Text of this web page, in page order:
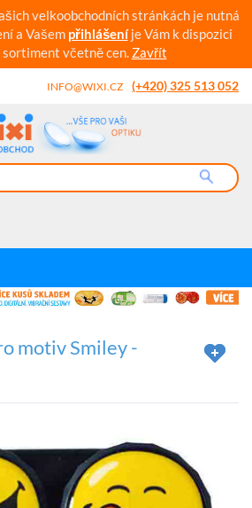
velkoobchodních stránkách je nutná
a Vašem přihlášeníje Vám k dispozici
včetně cen. Zavřít
INFO@WIXI.CZ (+420) 325 513 052
motiv Smiley -